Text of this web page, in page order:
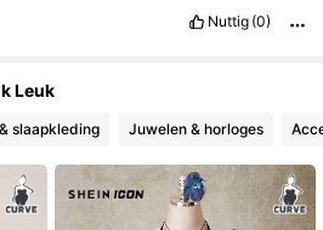
Nuttig (0)
Leuk
slaapkleding Juwelen & horloges